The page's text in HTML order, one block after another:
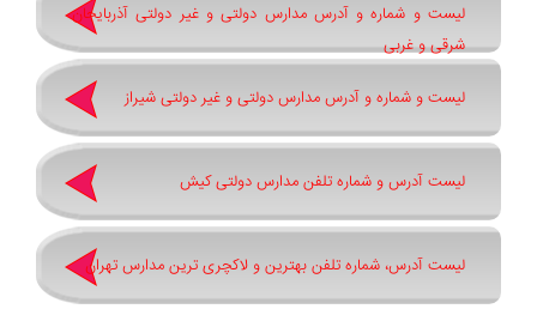
لیست و شماره و آدرس مدارس دولتی و غیر دولتی آذربایجان
شرقی و غربی
لیست و شماره و آدرس مدارس دولتی و غیر دولتی شیراز
لیست آدرس و شماره تلفن مدارس دولتی کیش
لیست آدرس، شماره تلفن بهترین و لاکچری ترین مدارس تهران